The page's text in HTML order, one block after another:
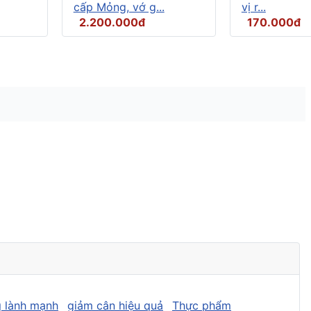
cấp Mỏng, vớ g...
2.200.000đ
vị r...
170.000đ
lành mạnh giảm cân hiệu quả Thực phẩm